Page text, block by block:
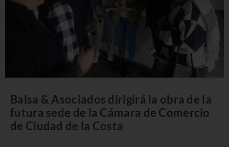
Balsa & Asociados dirigirá la obra de la
futura sede de la Cámara de Comercio
de Ciudad de la Costa